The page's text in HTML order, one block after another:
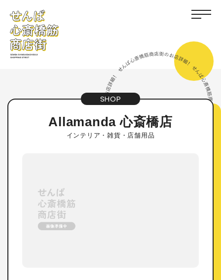
SHOP
Allamanda 心斎橋店
インテリア・雑貨・店舗用品